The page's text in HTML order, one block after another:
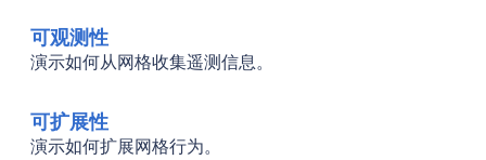
可观测性
演示如何从网格收集遥测信息。
可扩展性
演示如何扩展网格行为。